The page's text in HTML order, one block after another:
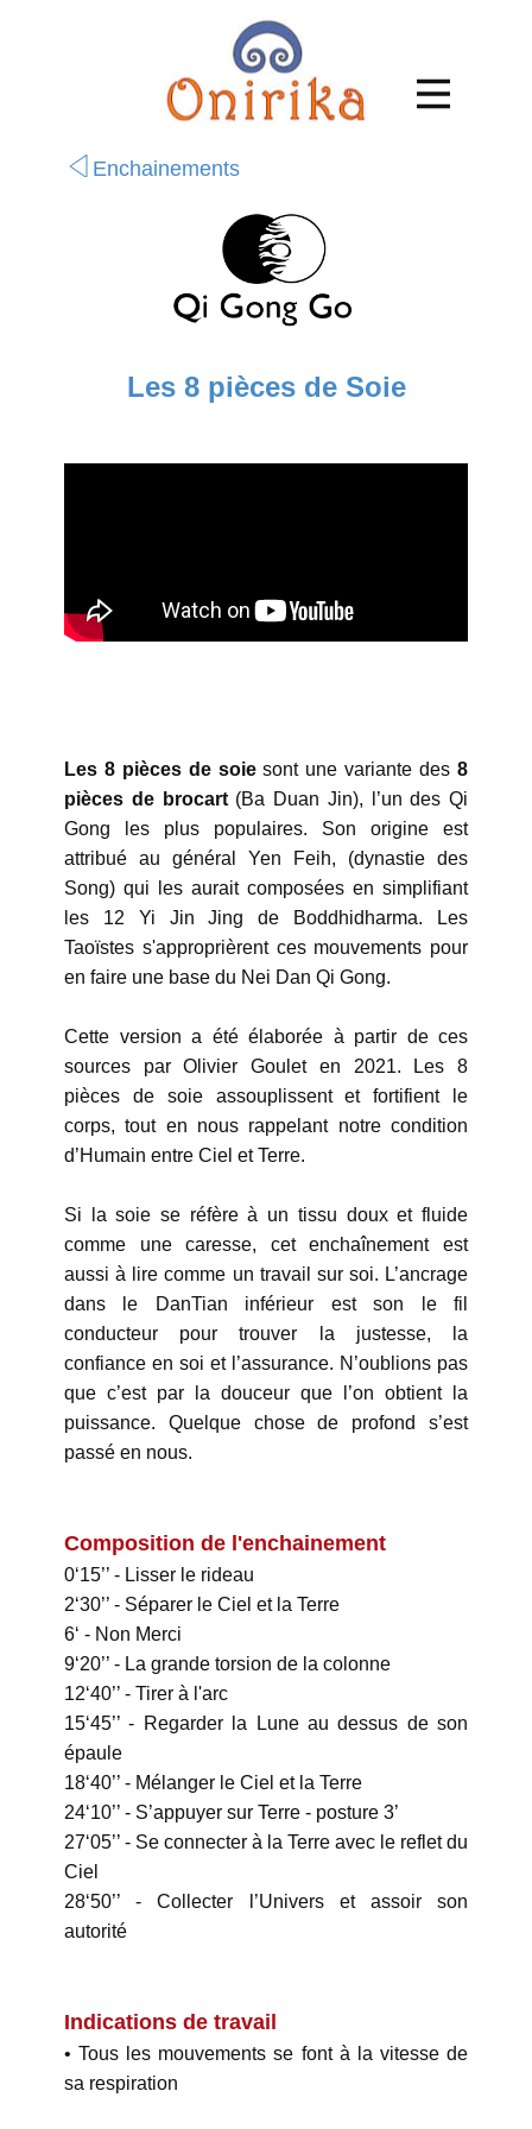
Enchainements
Les 8 pièces de Soie
Les 8 pièces de soiesont une variante des8
pièces de brocart(Ba Duan Jin), l’un des Qi
Gong les plus populaires. Son origine est
attribué au général Yen Feih, (dynastie des
Song) qui les aurait composées en simplifiant
les 12 Yi Jin Jing de Boddhidharma. Les
Taoïstes s'approprièrent ces mouvements pour
en faire une base du Nei Dan Qi Gong.
Cette version a été élaborée à partir de ces
sources par Olivier Goulet en 2021. Les 8
pièces de soie assouplissent et fortifient le
corps, tout en nous rappelant notre condition
d’Humain entre Ciel et Terre.
Si la soie se réfère à un tissu doux et fluide
comme une caresse, cet enchaînement est
aussi à lire comme un travail sur soi. L’ancrage
dans le DanTian inférieur est son le fil
conducteur pour trouver la justesse, la
confiance en soi et l’assurance. N’oublions pas
que c’est par la douceur que l’on obtient la
puissance. Quelque chose de profond s’est
passé en nous.
Composition de l'enchainement
0‘15’’ - Lisser le rideau
2‘30’’ - Séparer le Ciel et la Terre
6‘ - Non Merci
9‘20’’ - La grande torsion de la colonne
12‘40’’ - Tirer à l'arc
15‘45’’ - Regarder la Lune au dessus de son
épaule
18‘40’’ - Mélanger le Ciel et la Terre
24‘10’’ - S’appuyer sur Terre - posture 3’
27‘05’’ - Se connecter à la Terre avec le reflet du
Ciel
28‘50’’ - Collecter l’Univers et assoir son
autorité
Indications de travail
• Tous les mouvements se font à la vitesse de
sa respiration